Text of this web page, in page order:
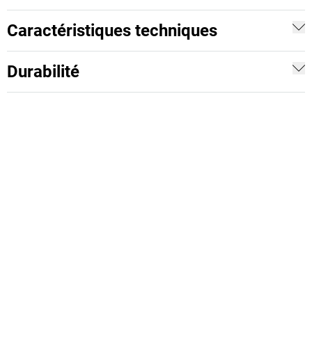
Caractéristiques techniques
Durabilité